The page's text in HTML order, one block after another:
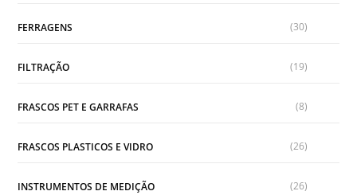
FERRAGENS (30)
FILTRAÇÃO (19)
FRASCOS PET E GARRAFAS (8)
FRASCOS PLASTICOS E VIDRO (26)
INSTRUMENTOS DE MEDIÇÃO (26)